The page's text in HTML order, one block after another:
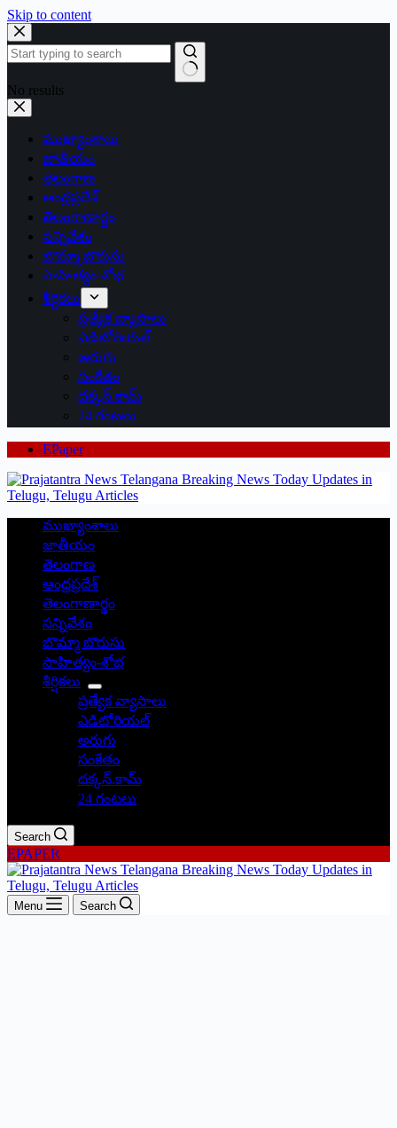
Skip to content
No results
ముఖ్యాంశాలు
జాతీయం
తెలంగాణ
ఆంధ్రప్రదేశ్
తెలంగాణార్థం
సన్నివేశం
బొమ్మా బొరుసు
సాహిత్యం-శోభ
శీర్షికలు
ప్రత్యేక వ్యాసాలు
ఎడిటోరియల్
అరుగు
సంకేతం
దక్కన్.కామ్
24 గంటలు
EPaper
ముఖ్యాంశాలు
జాతీయం
తెలంగాణ
ఆంధ్రప్రదేశ్
తెలంగాణార్థం
సన్నివేశం
బొమ్మా బొరుసు
సాహిత్యం-శోభ
శీర్షికలు
ప్రత్యేక వ్యాసాలు
ఎడిటోరియల్
అరుగు
సంకేతం
దక్కన్.కామ్
24 గంటలు
Search
EPAPER
Menu Search